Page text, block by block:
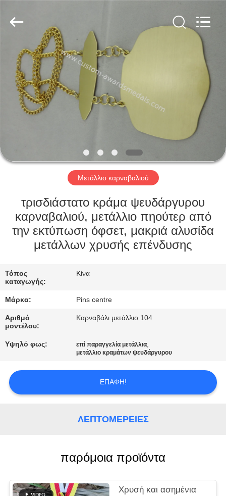
ΣΠΊΤΙ
ΠΡΟΪΌΝΤΑ
ΠΕΡΊΠΟΥ
ΓΎΡΟΣ
ΕΡΓΟΣΤΑΣΊΩΝ
ΠΟΙΟΤΙΚΌΣ
ΈΛΕΓΧΟΣ
ΕΛΆΤΕ
ΣΕ
ΕΠΑΦΉ
ΜΕ
ΠΕΡΙΠΤΏΣΕΙΣ
PRIVACY
Reserved.
Developed
Μετάλλιο καρναβαλιού
τρισδιάστατο κράμα ψευδάργυρου
καρναβαλιού, μετάλλιο πηούτερ από
την εκτύπωση όφσετ, μακριά αλυσίδα
μετάλλων χρυσής επένδυσης
Τόπος
καταγωγής:
Κίνα
Μάρκα: Pins centre
Αριθμό
μοντέλου:
Καρναβάλι μετάλλιο 104
Υψηλό φως: επί παραγγελία μετάλλια,
μετάλλιο κραμάτων ψευδάργυρου
ΕΠΑΦΉ!
ΛΕΠΤΟΜΈΡΕΙΕΣ
παρόμοια προϊόντα
Χρυσή και ασημένια